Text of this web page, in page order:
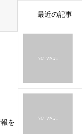
を
最近の記事